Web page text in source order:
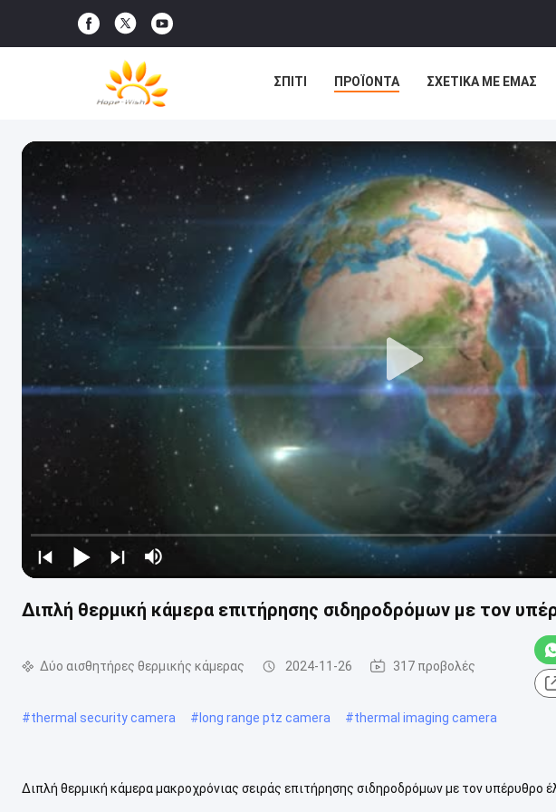
ΣΠΊΤΙ ΠΡΟΪΌΝΤΑ ΣΧΕΤΙΚΆ ΜΕ ΕΜΆΣ
Διπλή θερμική κάμερα επιτήρησης σιδηροδρόμων με τον
Δύο αισθητήρες θερμικής κάμερας 2024-11-26 317 προβολές
#thermal security camera #long range ptz camera #thermal imaging camera
Διπλή θερμική κάμερα μακροχρόνιας σειράς επιτήρησης σιδηροδρόμων με τον υπέρυθρο